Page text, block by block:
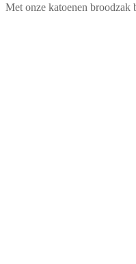
Met onze katoenen broodzak